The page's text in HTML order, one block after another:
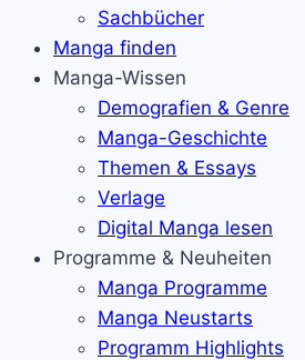
Sachbücher
Manga finden
Manga-Wissen
Demografien & Genre
Manga-Geschichte
Themen & Essays
Verlage
Digital Manga lesen
Programme & Neuheiten
Manga Programme
Manga Neustarts
Programm Highlights